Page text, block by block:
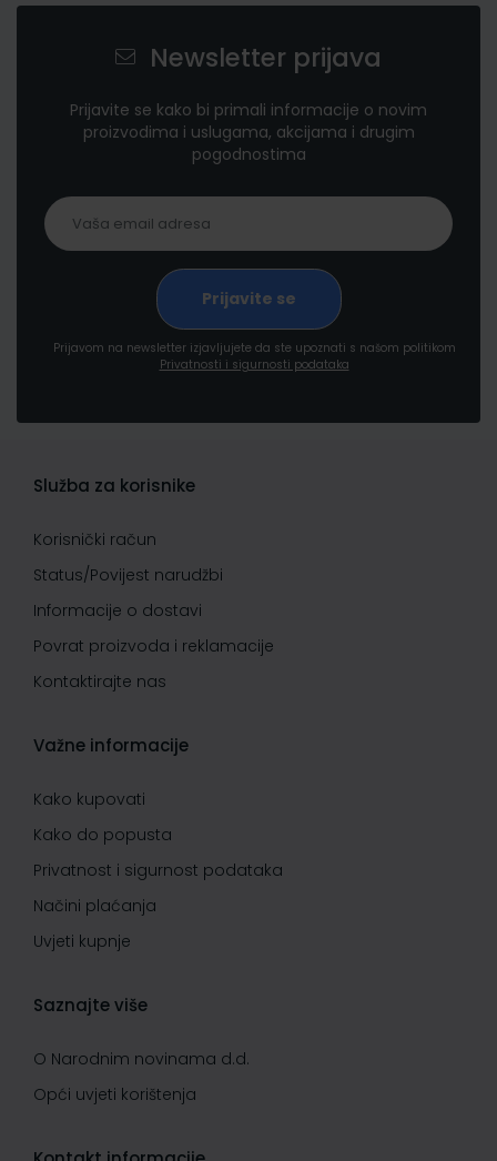
Newsletter prijava
Prijavite se kako bi primali informacije o novim
proizvodima i uslugama, akcijama i drugim
pogodnostima
Prijavom na newsletter izjavljujete da ste upoznati s našom politikom
Privatnosti i sigurnosti podataka
Služba za korisnike
Korisnički račun
Status/Povijest narudžbi
Informacije o dostavi
Povrat proizvoda i reklamacije
Kontaktirajte nas
Važne informacije
Kako kupovati
Kako do popusta
Privatnost i sigurnost podataka
Načini plaćanja
Uvjeti kupnje
Saznajte više
O Narodnim novinama d.d.
Opći uvjeti korištenja